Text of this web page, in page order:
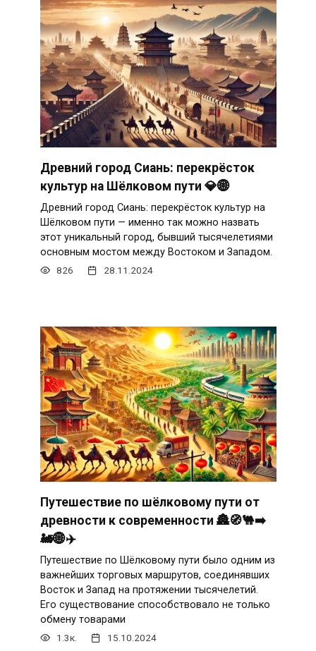
Древний город Сиань: перекрёсток
культур на Шёлковом пути 💎🌐
Древний город Сиань: перекрёсток культур на
Шёлковом пути — именно так можно назвать
этот уникальный город, бывший тысячелетиями
основным мостом между Востоком и Западом.
826 28.11.2024
Путешествие по шёлковому пути от
древности к современности 🏯🧭🐫➡️
🚂🌐✈️
Путешествие по Шёлковому пути было одним из
важнейших торговых маршрутов, соединявших
Восток и Запад на протяжении тысячелетий.
Его существование способствовало не только
обмену товарами
1.3к. 15.10.2024